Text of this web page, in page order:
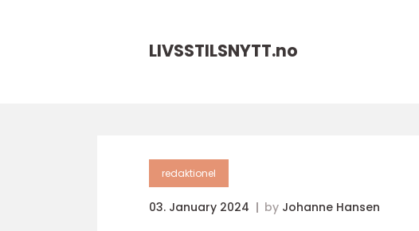
LIVSSTILSNYTT.no
redaktionel
03. January 2024 by Johanne Hansen